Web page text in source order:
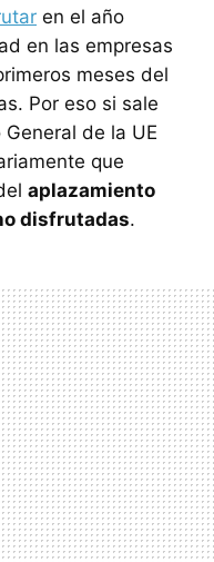
en el año
en las empresas
meses del
Por eso si sale
de la UE
que
aplazamiento
disfrutadas.